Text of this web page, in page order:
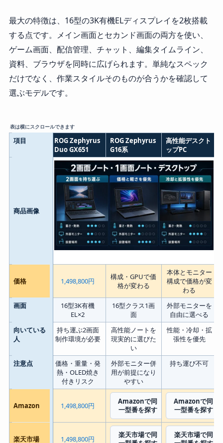
最大の特徴は、16型の3K有機ELディスプレイを2枚搭載
する点です。メイン画面とセカンド画面の両方を使い、
ゲーム画面、配信管理、チャット、編集タイムライン、
資料、ブラウザを同時に広げられます。単純なスペック
だけでなく、作業スタイルそのものが合うかを確認して
選ぶモデルです。
表は横にスクロールできます
項目
ROG Zephyrus
Duo GX651
ROG Zephyrus
G16系
高性能デスクト
ップPC
商品画像
価格 1,498,800円
構成・GPUで価
格が変わる
本体とモニター
構成で価格が変
わる
画面
16型3K有機
EL×2
16型クラス1画
面
外部モニターを
自由に選べる
向いている
人
持ち運ぶ2画面
制作環境が必要
高性能ノートを
現実的に選びた
い
性能・冷却・拡
張性を優先
注意点
価格・重量・発
熱・OLED焼き
付きリスク
外部モニター併
用が前提になり
やすい
持ち運び不可
Amazon 1,498,800円
Amazonで同
一型番を探す
Amazonで同
一型番を探す
楽天市場 1,498,800円
楽天市場で同
楽天市場で同